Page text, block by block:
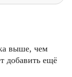
выше, чем
добавить ещё